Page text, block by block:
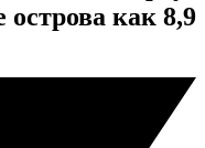
как 8,9